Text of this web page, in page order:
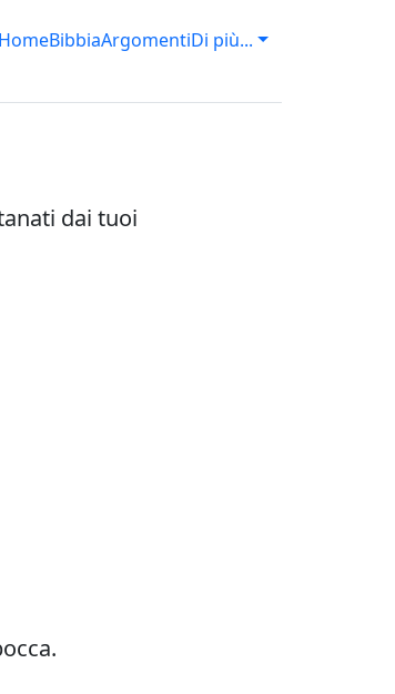
HomeBibbiaArgomentiDi più...
dai tuoi